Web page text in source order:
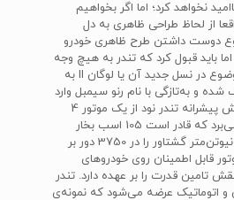
نخواهد کرد؛ اما اگر بخواهیم
از لحاظ طراحی ظاهری به دل
دوست داشتن طرح ظاهری خودرو
باید قبول کرد که تندر به هیچ وجه
زیبا نیست؛ البته این موضوع در نسل جدید آن یا لوگان II به
و به‌تازگی با نام رنو سیمبل وارد
کشور شده است. در بخش پیشرانه تندر نود از یک موتور 4
سیلندر 1.6 لیتری بهره می‌برد که قادر است 105 اسب بخار
قدرت را در5750 و 140 نیوتن‌متر گشتاور را در 3750 دور بر
قابل اطمینان روی خودروهای
تامین قدرت را بر عهده دارد. تندر
و اتوماتیک عرضه می‌شود که نمونه‌ی